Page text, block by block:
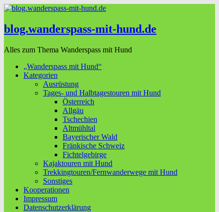
blog.wanderspass-mit-hund.de
Alles zum Thema Wanderspass mit Hund
„Wanderspass mit Hund“
Kategorien
Ausrüstung
Tages- und Halbtagestouren mit Hund
Österreich
Allgäu
Tschechien
Altmühltal
Bayerischer Wald
Fränkische Schweiz
Fichtelgebirge
Kajaktouren mit Hund
Trekkingtouren/Fernwanderwege mit Hund
Sonstiges
Kooperationen
Impressum
Datenschutzerklärung